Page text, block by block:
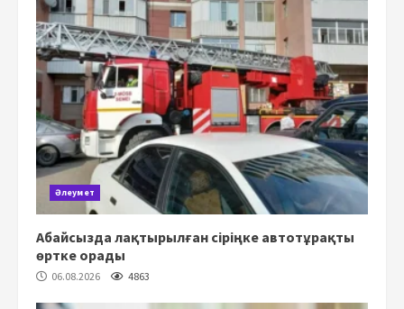
Әлеумет
Абайсызда лақтырылған сіріңке автотұрақты
өртке орады
06.08.2026 4863